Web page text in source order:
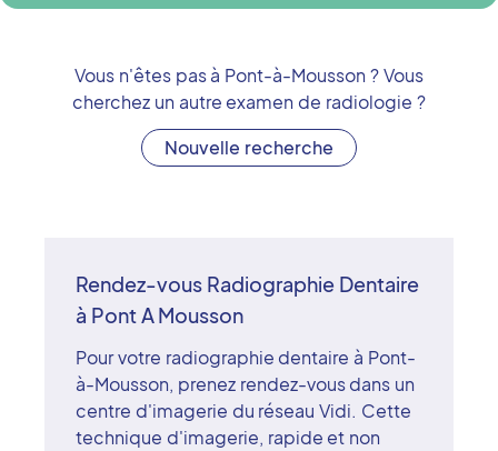
Vous n'êtes pas à Pont-à-Mousson? Vous
cherchez un autre examen de radiologie ?
Nouvelle recherche
Rendez-vous Radiographie Dentaire
à Pont A Mousson
Pour votre radiographie dentaire à Pont-
à-Mousson, prenez rendez-vous dans un
centre d'imagerie du réseau Vidi. Cette
technique d'imagerie, rapide et non